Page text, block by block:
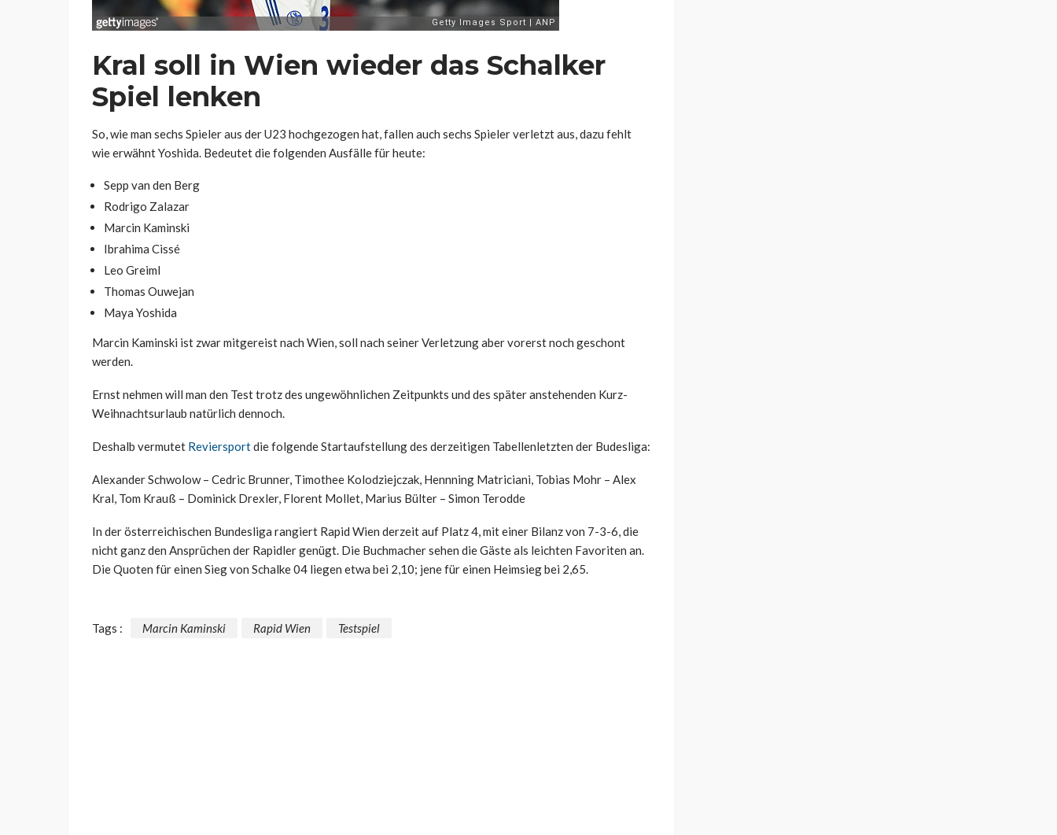
Kral soll in Wien wieder das Schalker
Spiel lenken
So, wie man sechs Spieler aus der U23 hochgezogen hat, fallen auch sechs Spieler verletzt aus, dazu fehlt
wie erwähnt Yoshida. Bedeutet die folgenden Ausfälle für heute:
Sepp van den Berg
Rodrigo Zalazar
Marcin Kaminski
Ibrahima Cissé
Leo Greiml
Thomas Ouwejan
Maya Yoshida
Marcin Kaminski ist zwar mitgereist nach Wien, soll nach seiner Verletzung aber vorerst noch geschont
werden.
Ernst nehmen will man den Test trotz des ungewöhnlichen Zeitpunkts und des später anstehenden Kurz-
Weihnachtsurlaub natürlich dennoch.
Deshalb vermutet Reviersportdie folgende Startaufstellung des derzeitigen Tabellenletzten der Budesliga:
Alexander Schwolow – Cedric Brunner, Timothee Kolodziejczak, Hennning Matriciani, Tobias Mohr – Alex
Kral, Tom Krauß – Dominick Drexler, Florent Mollet, Marius Bülter – Simon Terodde
In der österreichischen Bundesliga rangiert Rapid Wien derzeit auf Platz 4, mit einer Bilanz von 7-3-6, die
nicht ganz den Ansprüchen der Rapidler genügt. Die Buchmacher sehen die Gäste als leichten Favoriten an.
Die Quoten für einen Sieg von Schalke 04 liegen etwa bei 2,10; jene für einen Heimsieg bei 2,65.
Tags : Marcin Kaminski Rapid Wien Testspiel